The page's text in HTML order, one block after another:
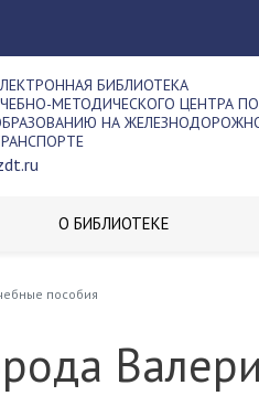
БИБЛИОТЕКА
МЕТОДИЧЕСКОГО ЦЕНТРА ПО
НА
О БИБЛИОТЕКЕ
пособия